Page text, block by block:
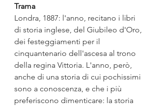
Trama
Londra, 1887: l'anno, recitano i libri
di storia inglese, del Giubileo d'Oro,
dei festeggiamenti per il
cinquantenario dell'ascesa al trono
della regina Vittoria. L'anno, però,
anche di una storia di cui pochissimi
sono a conoscenza, e che i più
preferiscono dimenticare: la storia